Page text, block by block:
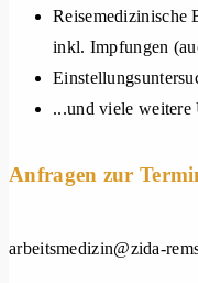
Reisemedizinische
inkl. Impfungen
...und viele weitere
Anfragen zur
arbeitsmedizin@zida-